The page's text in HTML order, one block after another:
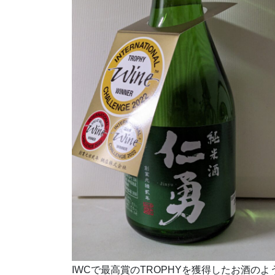
IWCで最高賞のTROPHYを獲得したお酒のよ